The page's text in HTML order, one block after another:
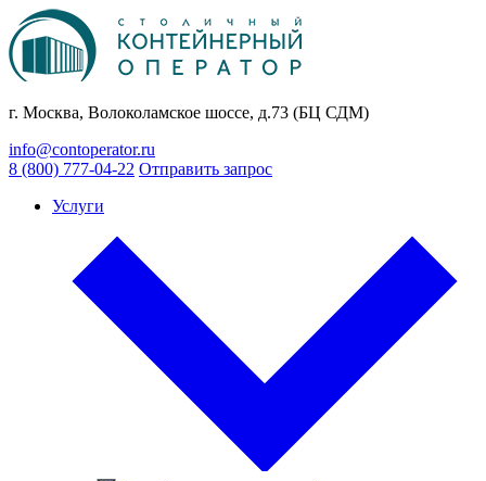
г. Москва, Волоколамское шоссе, д.73 (БЦ СДМ)
info@contoperator.ru
8 (800) 777-04-22 Отправить запрос
Услуги